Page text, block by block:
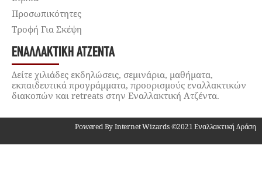
Προσωπικότητες
Τροφή Για Σκέψη
ΕΝΑΛΛΑΚΤΙΚΉ ΑΤΖΈΝΤΑ
Δείτε χιλιάδες εκδηλώσεις, σεμινάρια, μαθήματα,
εκπαιδευτικά προγράμματα, προορισμούς εναλλακτικών
διακοπών και retreats στην Εναλλακτική Ατζέντα.
Powered By Internet Wizards ©2021 Εναλλακτική Δράση